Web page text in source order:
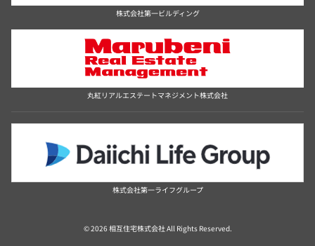
株式会社第一ビルディング
丸紅リアルエステートマネジメント株式会社
株式会社第一ライフグループ
© 2026 相互住宅株式会社 All Rights Reserved.